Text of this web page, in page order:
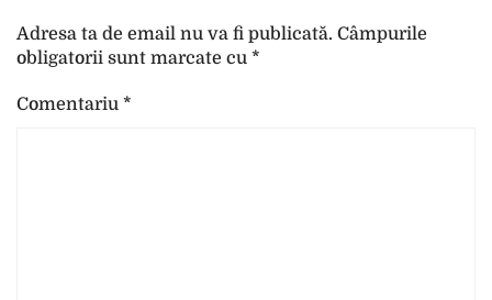
Adresa ta de email nu va fi publicată. Câmpurile
obligatorii sunt marcate cu *
Comentariu *